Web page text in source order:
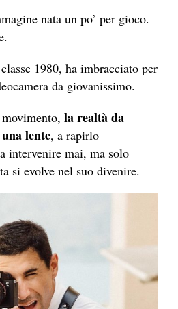
nata un po’ per gioco.
1980, ha imbracciato per
da giovanissimo.
la realtà da
lente, a rapirlo
intervenire mai, ma solo
si evolve nel suo divenire.